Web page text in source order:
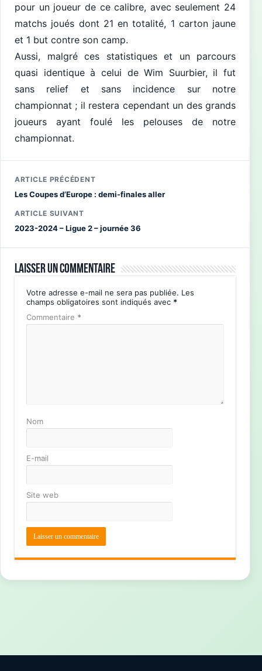
pour un joueur de ce calibre, avec seulement 24
matchs joués dont 21 en totalité, 1 carton jaune
et 1 but contre son camp.
Aussi, malgré ces statistiques et un parcours
quasi identique à celui de Wim Suurbier, il fut
sans relief et sans incidence sur notre
championnat ; il restera cependant un des grands
joueurs ayant foulé les pelouses de notre
championnat.
ARTICLE PRÉCÉDENT
Les Coupes d’Europe : demi-finales aller
ARTICLE SUIVANT
2023-2024 – Ligue 2 – journée 36
Laisser un commentaire
Votre adresse e-mail ne sera pas publiée. Les
champs obligatoires sont indiqués avec *
Commentaire *
Nom
E-mail
Site web